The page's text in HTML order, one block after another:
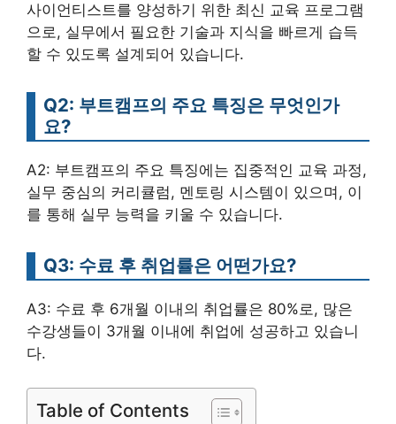
사이언티스트를 양성하기 위한 최신 교육 프로그램
으로, 실무에서 필요한 기술과 지식을 빠르게 습득
할 수 있도록 설계되어 있습니다.
Q2: 부트캠프의 주요 특징은 무엇인가
요?
A2: 부트캠프의 주요 특징에는 집중적인 교육 과정,
실무 중심의 커리큘럼, 멘토링 시스템이 있으며, 이
를 통해 실무 능력을 키울 수 있습니다.
Q3: 수료 후 취업률은 어떤가요?
A3: 수료 후 6개월 이내의 취업률은 80%로, 많은
수강생들이 3개월 이내에 취업에 성공하고 있습니
다.
Table of Contents